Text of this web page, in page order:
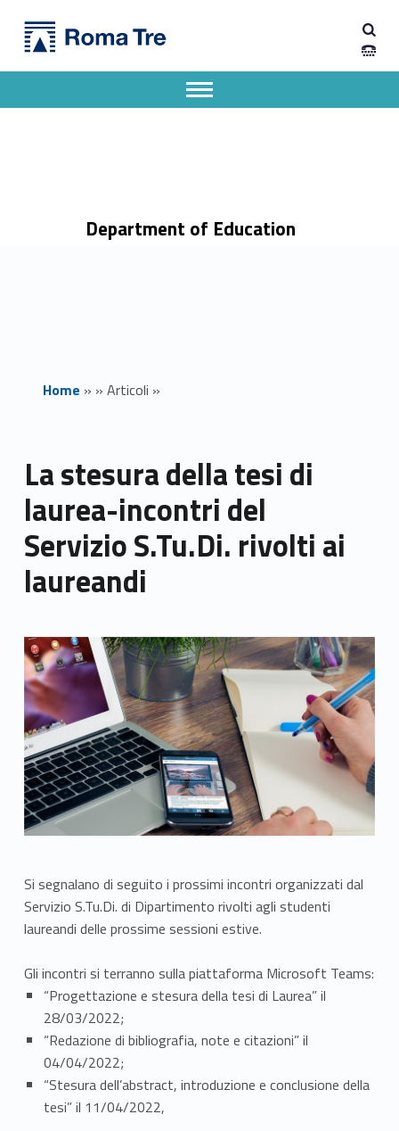
La stesura della tesi di laurea-incontri del Servizio S.Tu.Di. rivolti ai laureandi - Dipartimento di Scienze della Formazione
Dipartimento di Scienze della Formazione dell'Università degli Studi Roma Tre
Department of Education
Apri il menu secondario
Header info sidebar
Home » » Articoli »
La stesura della tesi di
laurea-incontri del
Servizio S.Tu.Di. rivolti ai
laureandi
Link identifier archive #link-archive-thumb-soap-12278
Si segnalano di seguito i prossimi incontri organizzati dal
Servizio S.Tu.Di. di Dipartimento rivolti agli studenti
laureandi delle prossime sessioni estive.
Gli incontri si terranno sulla piattaforma Microsoft Teams:
“Progettazione e stesura della tesi di Laurea” il
28/03/2022;
“Redazione di bibliografia, note e citazioni” il
04/04/2022;
“Stesura dell’abstract, introduzione e conclusione della
tesi” il 11/04/2022,